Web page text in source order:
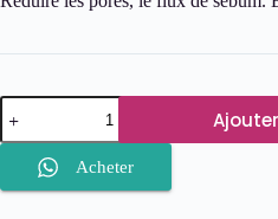
quantité
de
LA
ROCHE-
POSAY
Acheter